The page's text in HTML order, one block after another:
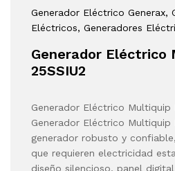
Generador Eléctrico Generax,
Eléctricos, Generadores
Generador Eléctrico
25SSIU2
Generador Eléctrico Multiquip
Generador Eléctrico Multiquip
generador robusto y
que requieren electricidad
diseño silencioso, panel